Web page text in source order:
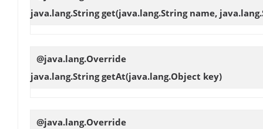
java.lang.Stringget(java.lang.String name,
@java.lang.Override
java.lang.StringgetAt(java.lang.Object key)
@java.lang.Override